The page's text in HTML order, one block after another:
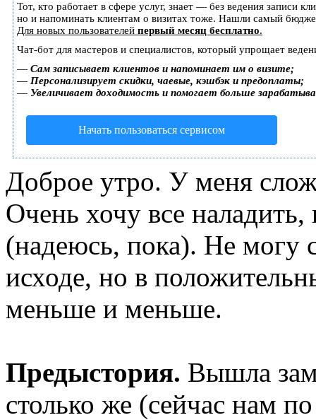
Тот, кто работает в сфере услуг, знает — без ведения записи
но и напоминать клиентам о визитах тоже. Нашли самый
Для новых пользователей первый месяц бесплатно.
Чат-бот для мастеров и специалистов, который упрощает
— Сам записывает клиентов и напоминает им о визите;
— Персонализирует скидки, чаевые, кэшбэк и предоплаты;
— Увеличивает доходимость и помогает больше
Начать пользоваться сервисом
Доброе утро. У меня
Очень хочу все наладить,
(надеюсь, пока). Не могу
исходе, но в
меньше и меньше.
Предыстория. Вышла
столько же (сейчас нам